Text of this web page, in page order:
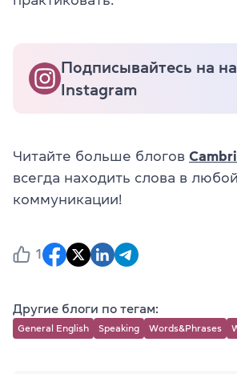
Подписывайтесь на
Instagram
Читайте больше блогов
всегда находить слова в любой
коммуникации!
1
Другие блоги по тегам:
General English Speaking Words&Phrases